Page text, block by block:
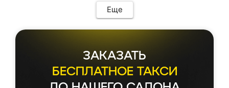
Еще
ЗАКАЗАТЬ
БЕСПЛАТНОЕ ТАКСИ